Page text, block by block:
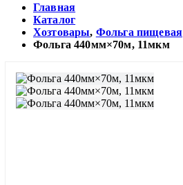
Главная
Каталог
Хозтовары, Фольга пищевая
Фольга 440мм×70м, 11мкм